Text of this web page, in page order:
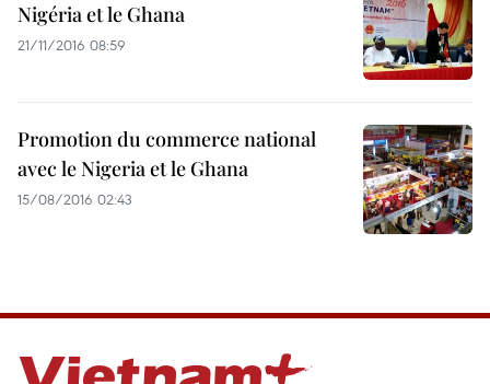
Nigéria et le Ghana
21/11/2016 08:59
Promotion du commerce national
avec le Nigeria et le Ghana
15/08/2016 02:43